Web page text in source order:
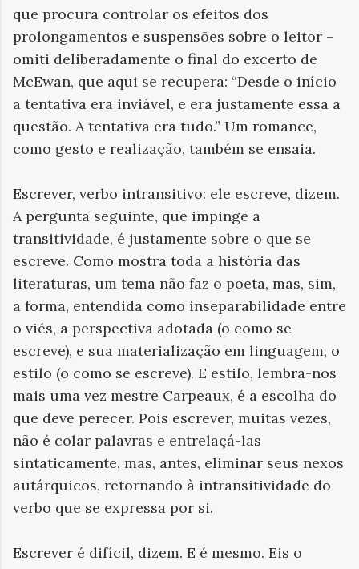
que procura controlar os efeitos dos
prolongamentos e suspensões sobre o leitor –
omiti deliberadamente o final do excerto de
McEwan, que aqui se recupera: “Desde o início
a tentativa era inviável, e era justamente essa a
questão. A tentativa era tudo.” Um romance,
como gesto e realização, também se ensaia.
Escrever, verbo intransitivo: ele escreve, dizem.
A pergunta seguinte, que impinge a
transitividade, é justamente sobre o que se
escreve. Como mostra toda a história das
literaturas, um tema não faz o poeta, mas, sim,
a forma, entendida como inseparabilidade entre
o viés, a perspectiva adotada (o como se
escreve), e sua materialização em linguagem, o
estilo (o como se escreve). E estilo, lembra-nos
mais uma vez mestre Carpeaux, é a escolha do
que deve perecer. Pois escrever, muitas vezes,
não é colar palavras e entrelaçá-las
sintaticamente, mas, antes, eliminar seus nexos
autárquicos, retornando à intransitividade do
verbo que se expressa por si.
Escrever é difícil, dizem. E é mesmo. Eis o